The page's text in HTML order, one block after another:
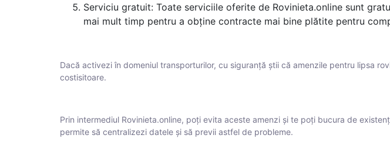
Serviciu gratuit: Toate serviciile oferite de Rovinieta.online sunt
mai mult timp pentru a obține contracte mai bine plătite pentru
Dacă activezi în domeniul transporturilor, cu siguranță știi că amenzile pentru lipsa
costisitoare.
Prin intermediul Rovinieta.online, poți evita aceste amenzi și te poți bucura de
permite să centralizezi datele și să previi astfel de probleme.